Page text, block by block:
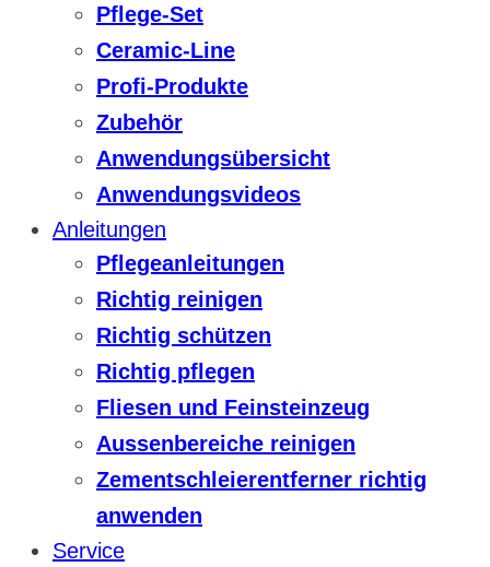
Pflege-Set
Ceramic-Line
Profi-Produkte
Zubehör
Anwendungsübersicht
Anwendungsvideos
Anleitungen
Pflegeanleitungen
Richtig reinigen
Richtig schützen
Richtig pflegen
Fliesen und Feinsteinzeug
Aussenbereiche reinigen
Zementschleierentferner richtig
anwenden
Service